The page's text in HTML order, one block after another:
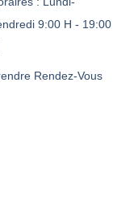
9:00 H - 19:00
Rendez-Vous